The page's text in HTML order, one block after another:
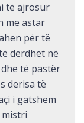
të ajrosur
me astar
për të
derdhet në
të pastër
derisa të
i gatshëm